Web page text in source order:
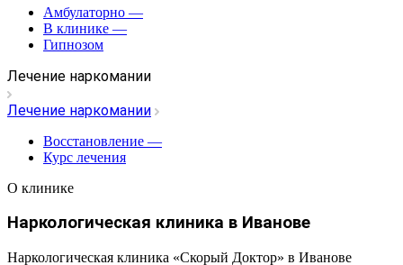
Амбулаторно —
В клинике —
Гипнозом
Лечение наркомании
Лечение наркомании
Восстановление —
Курс лечения
О клинике
Наркологическая клиника в Иванове
Наркологическая клиника «Скорый Доктор» в Иванове